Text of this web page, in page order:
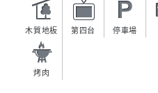
木質地板 第四台 停車場
烤肉